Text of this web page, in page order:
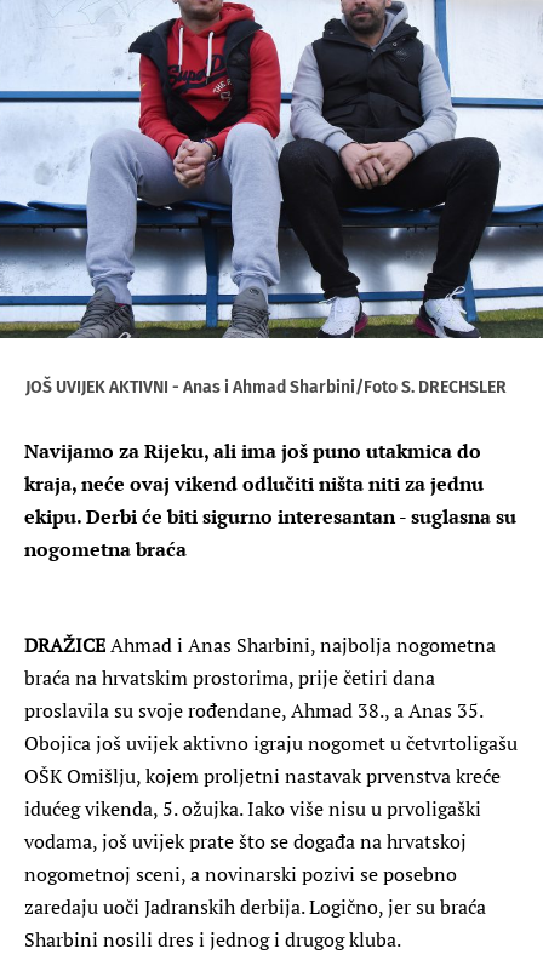
JOŠ UVIJEK AKTIVNI - Anas i Ahmad Sharbini/Foto S. DRECHSLER
Navijamo za Rijeku, ali ima još puno utakmica do
kraja, neće ovaj vikend odlučiti ništa niti za jednu
ekipu. Derbi će biti sigurno interesantan - suglasna su
nogometna braća
DRAŽICEAhmad i Anas Sharbini, najbolja nogometna
braća na hrvatskim prostorima, prije četiri dana
proslavila su svoje rođendane, Ahmad 38., a Anas 35.
Obojica još uvijek aktivno igraju nogomet u četvrtoligašu
OŠK Omišlju, kojem proljetni nastavak prvenstva kreće
idućeg vikenda, 5. ožujka. Iako više nisu u prvoligaški
vodama, još uvijek prate što se događa na hrvatskoj
nogometnoj sceni, a novinarski pozivi se posebno
zaredaju uoči Jadranskih derbija. Logično, jer su braća
Sharbini nosili dres i jednog i drugog kluba.